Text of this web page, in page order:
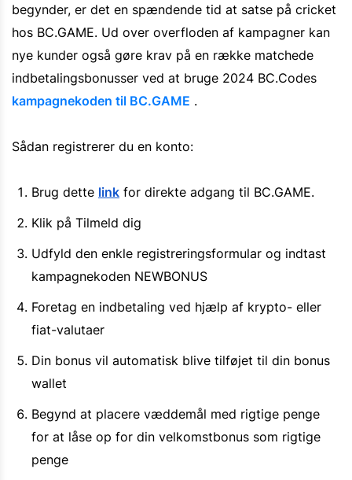
begynder, er det en spændende tid at satse på cricket
hos BC.GAME. Ud over overfloden af kampagner kan
nye kunder også gøre krav på en række matchede
indbetalingsbonusser ved at bruge 2024 BC.Codes
kampagnekoden til BC.GAME .
Sådan registrerer du en konto:
Brug dette link for direkte adgang til BC.GAME.
Klik på Tilmeld dig
Udfyld den enkle registreringsformular og indtast
kampagnekoden NEWBONUS
Foretag en indbetaling ved hjælp af krypto- eller
fiat-valutaer
Din bonus vil automatisk blive tilføjet til din bonus
wallet
Begynd at placere væddemål med rigtige penge
for at låse op for din velkomstbonus som rigtige
penge